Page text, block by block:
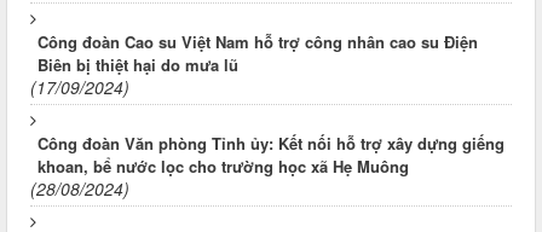
Công đoàn Cao su Việt Nam hỗ trợ công nhân cao su Điện
Biên bị thiệt hại do mưa lũ
(17/09/2024)
Công đoàn Văn phòng Tỉnh ủy: Kết nối hỗ trợ xây dựng giếng
khoan, bể nước lọc cho trường học xã Hẹ Muông
(28/08/2024)